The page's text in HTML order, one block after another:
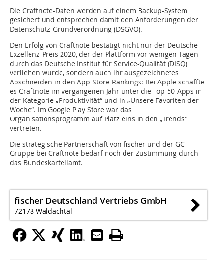
Die Craftnote-Daten werden auf einem Backup-System
gesichert und entsprechen damit den Anforderungen der
Datenschutz-Grundverordnung (DSGVO).
Den Erfolg von Craftnote bestätigt nicht nur der Deutsche
Exzellenz-Preis 2020, der der Plattform vor wenigen Tagen
durch das Deutsche Institut für Service-Qualität (DISQ)
verliehen wurde, sondern auch ihr ausgezeichnetes
Abschneiden in den App-Store-Rankings: Bei Apple schaffte
es Craftnote im vergangenen Jahr unter die Top-50-Apps in
der Kategorie „Produktivität“ und in „Unsere Favoriten der
Woche“. Im Google Play Store war das
Organisationsprogramm auf Platz eins in den „Trends“
vertreten.
Die strategische Partnerschaft von fischer und der GC-
Gruppe bei Craftnote bedarf noch der Zustimmung durch
das Bundeskartellamt.
fischer Deutschland Vertriebs GmbH
72178 Waldachtal